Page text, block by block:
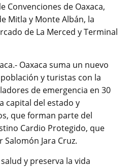
Convenciones de Oaxaca,
Mitla y Monte Albán, la
de La Merced y Terminal
Oaxaca suma un nuevo
y turistas con la
de emergencia en 30
capital del estado y
que forman parte del
Cardio Protegido, que
Jara Cruz.
y preserva la vida